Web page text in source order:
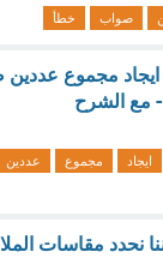
صواب خطأ
ايجاد مجموع
- مع الشرح
ايجاد مجموع عددين
نحدد مقاسات